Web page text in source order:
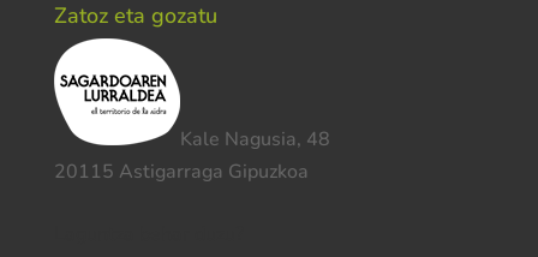
Zatoz eta gozatu
Kale Nagusia, 48
20115 Astigarraga Gipuzkoa